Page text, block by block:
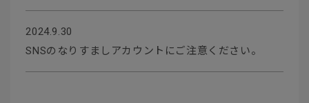
2024.9.30
SNSのなりすましアカウントにご注意ください。